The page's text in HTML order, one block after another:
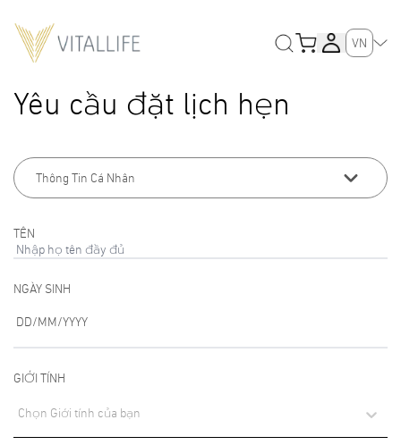
VN
Yêu cầu đặt lịch hẹn
Thông Tin Cá Nhân
TÊN
NGÀY SINH
DD/MM/YYYY
GIỚI TÍNH
Chọn Giới tính của bạn